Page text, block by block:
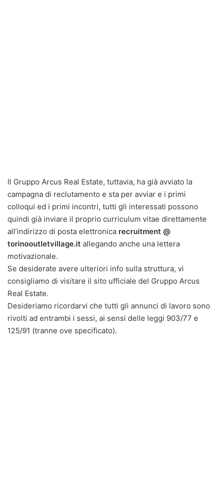
Il Gruppo Arcus Real Estate, tuttavia, ha già avviato la
campagna di reclutamento e sta per avviar e i primi
colloqui ed i primi incontri, tutti gli interessati possono
quindi già inviare il proprio curriculum vitae direttamente
all’indirizzo di posta elettronica recruitment @
torinooutletvillage.it allegando anche una lettera
motivazionale.
Se desiderate avere ulteriori info sulla struttura, vi
consigliamo di visitare il sito ufficiale del Gruppo Arcus
Real Estate.
Desideriamo ricordarvi che tutti gli annunci di lavoro sono
rivolti ad entrambi i sessi, ai sensi delle leggi 903/77 e
125/91 (tranne ove specificato).